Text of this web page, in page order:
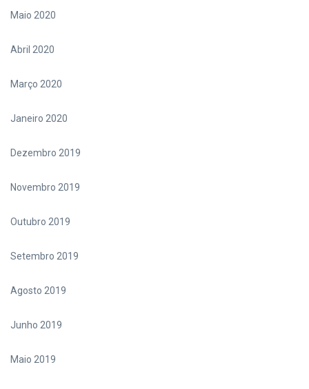
Maio 2020
Abril 2020
Março 2020
Janeiro 2020
Dezembro 2019
Novembro 2019
Outubro 2019
Setembro 2019
Agosto 2019
Junho 2019
Maio 2019